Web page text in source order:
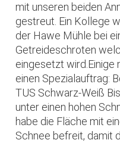
mit unseren beiden
gestreut. Ein Kollege
der Hawe Mühle bei
Getreideschroten
eingesetzt wird.Einige
einen Spezialauftrag:
TUS Schwarz-Weiß
unter einen hohen
habe die Fläche mit
Schnee befreit, damit